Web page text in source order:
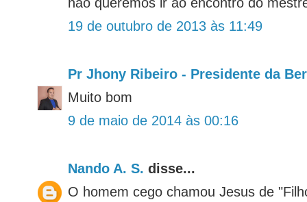
19 de outubro de 2013 às 11:49
Pr Jhony Ribeiro - Presidente da
Muito bom
9 de maio de 2014 às 00:16
Nando A. S. disse...
O homem cego chamou Jesus de